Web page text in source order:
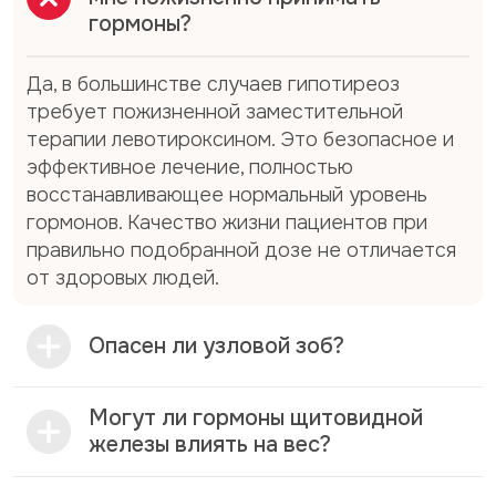
заболевания щитовидной железы
разделить на три большие группы:
Нарушения функции (гипотиреоз и
гипертиреоз) — когда железа вырабатывает
слишком мало или слишком много гормонов.
Структурные изменения (узловой и
диффузный зоб) — когда меняется форма,
размер или структура органа.
когда ткань железы воспаляется
(аутоиммунное, вирусное или бактериальное
Часто эти нарушения сочетаются: например,
гормоны?
Да, в большинстве случаев гипотиреоз
требует пожизненной заместительной
терапии левотироксином. Это безопасное и
эффективное лечение, полностью
восстанавливающее нормальный уровень
гормонов. Качество жизни пациентов при
правильно подобранной дозе не отличается
от здоровых людей.
Опасен ли узловой зоб?
Могут ли гормоны щитовидной
железы влиять на вес?